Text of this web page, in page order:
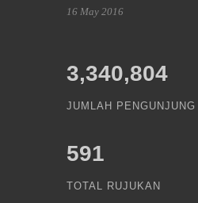
16 May 2016
3,340,804
JUMLAH PENGUNJUNG
591
TOTAL RUJUKAN